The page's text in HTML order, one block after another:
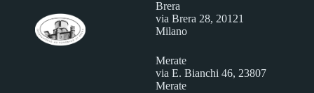
Brera
via Brera 28, 20121
Milano
Merate
via E. Bianchi 46, 23807
Merate